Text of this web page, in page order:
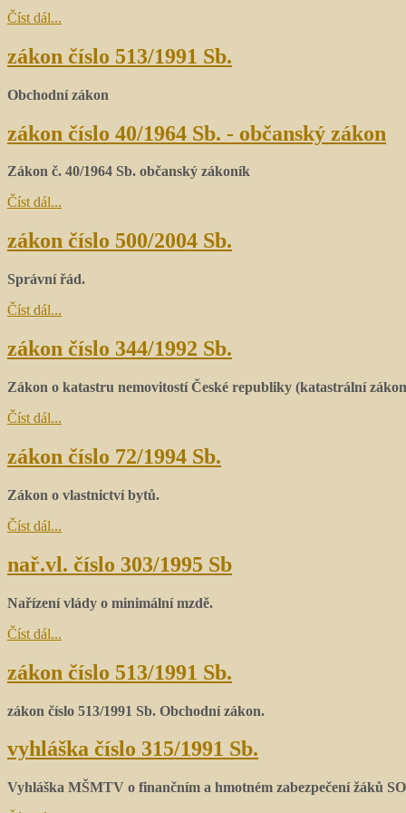
Číst dál...
zákon číslo 513/1991 Sb.
Obchodní zákon
zákon číslo 40/1964 Sb. - občanský zákon
Zákon č. 40/1964 Sb. občanský zákoník
Číst dál...
zákon číslo 500/2004 Sb.
Správní řád.
Číst dál...
zákon číslo 344/1992 Sb.
Zákon o katastru nemovitostí České republiky (katastrální
Číst dál...
zákon číslo 72/1994 Sb.
Zákon o vlastnictví bytů.
Číst dál...
nař.vl. číslo 303/1995 Sb
Nařízení vlády o minimální mzdě.
Číst dál...
zákon číslo 513/1991 Sb.
zákon číslo 513/1991 Sb. Obchodní zákon.
vyhláška číslo 315/1991 Sb.
Vyhláška MŠMTV o finančním a hmotném zabezpečení žáků